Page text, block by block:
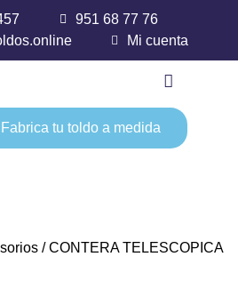
951 68 77 76
Mi cuenta
tu toldo a medida
/ CONTERA TELESCOPICA